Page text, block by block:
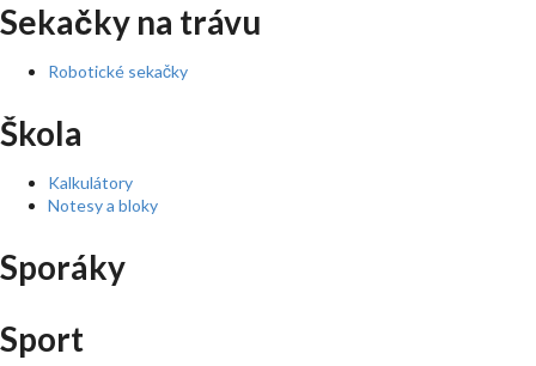
Sekačky na trávu
Robotické sekačky
Škola
Kalkulátory
Notesy a bloky
Sporáky
Sport